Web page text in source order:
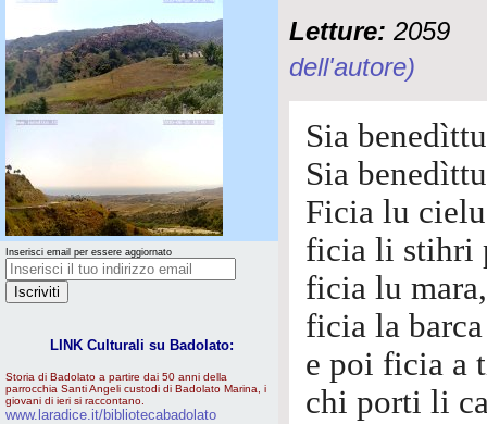
Inserisci email per essere aggiornato
LINK Culturali su Badolato:
Storia di Badolato a partire dai 50 anni della
parrocchia Santi Angeli custodi di Badolato Marina, i
giovani di ieri si raccontano.
www.laradice.it/bibliotecabadolato
Letture: 2059
dell'autore)
Sia
Sia
Ficia lu
ficia li stihri
ficia lu
ficia la
e poi ficia a
chi porti li